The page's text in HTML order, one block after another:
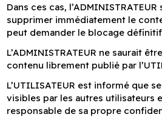
Dans ces cas,
supprimer immédiatement le
peut demander le blocage définitif
L’ADMINISTRATEUR ne saurait
contenu librement publié par
L’UTILISATEUR est informé que
visibles par les autres utilisateurs
responsable de sa propre